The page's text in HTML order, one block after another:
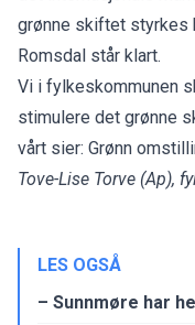
grønne skiftet
Romsdal står klart.
Vi i fylkeskommunen
stimulere det grønne
vårt sier: Grønn
Tove-Lise Torve (Ap),
LES OGSÅ
– Sunnmøre har